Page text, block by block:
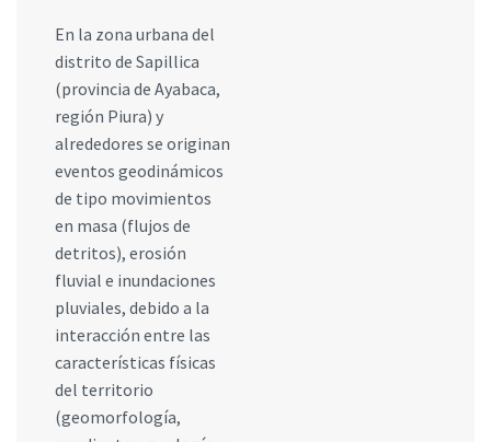
En la zona urbana del
distrito de Sapillica
(provincia de Ayabaca,
región Piura) y
alrededores se originan
eventos geodinámicos
de tipo movimientos
en masa (flujos de
detritos), erosión
fluvial e inundaciones
pluviales, debido a la
interacción entre las
características físicas
del territorio
(geomorfología,